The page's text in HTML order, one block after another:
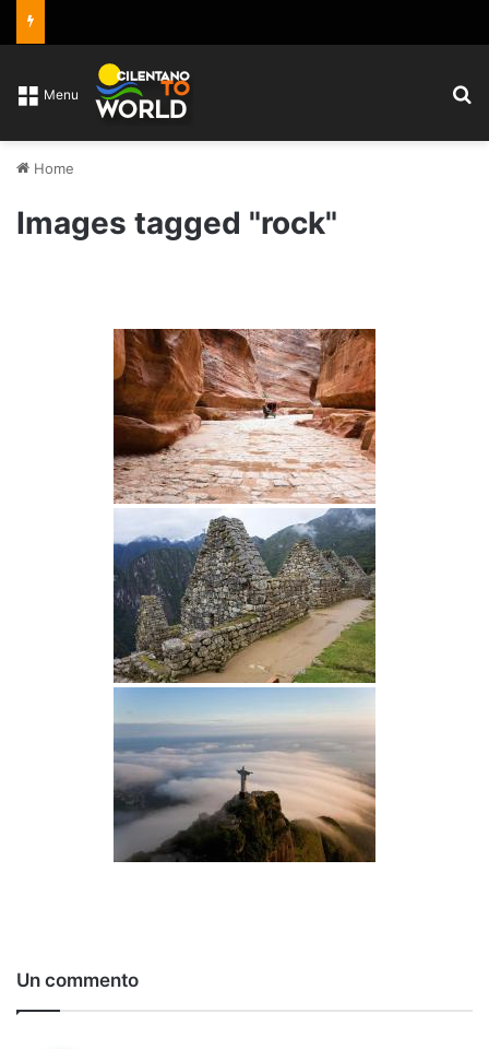
Menu
Home
Images tagged "rock"
Un commento